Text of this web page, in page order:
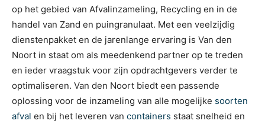
op het gebied van Afvalinzameling, Recycling en in de
handel van Zand en puingranulaat. Met een veelzijdig
dienstenpakket en de jarenlange ervaring is Van den
Noort in staat om als meedenkend partner op te treden
en ieder vraagstuk voor zijn opdrachtgevers verder te
optimaliseren. Van den Noort biedt een passende
oplossing voor de inzameling van alle mogelijke soorten
afval en bij het leveren van containers staat snelheid en